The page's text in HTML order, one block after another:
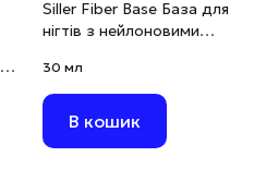
Siller Fiber Base База для
нігтів з нейлоновими
30 мл
В кошик